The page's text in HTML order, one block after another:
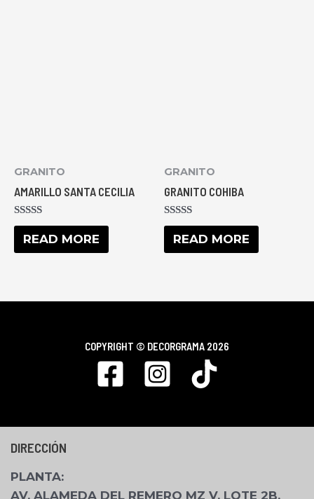
GRANITO
AMARILLO SANTA CECILIA
RATED
OUT
OF
READ MORE
GRANITO
GRANITO COHIBA
RATED
OUT
OF
READ MORE
COPYRIGHT © DECORGRAMA 2026
DIRECCIÓN
PLANTA:
AV. ALAMEDA DEL REMERO MZ V, LOTE 2B,